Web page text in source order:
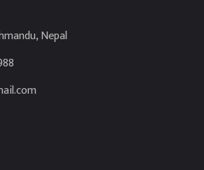
Nepal